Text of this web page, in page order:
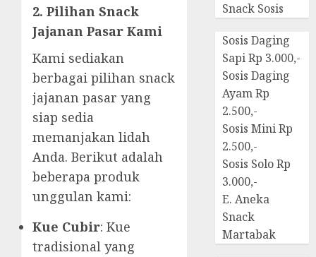
2. Pilihan Snack
Jajanan Pasar Kami
Kami sediakan
berbagai pilihan snack
jajanan pasar yang
siap sedia
memanjakan lidah
Anda. Berikut adalah
beberapa produk
unggulan kami:
Kue Cubir: Kue
tradisional yang
Snack Sosis
Sosis Daging
Sapi Rp 3.000,-
Sosis Daging
Ayam Rp
2.500,-
Sosis Mini Rp
2.500,-
Sosis Solo Rp
3.000,-
E. Aneka
Snack
Martabak